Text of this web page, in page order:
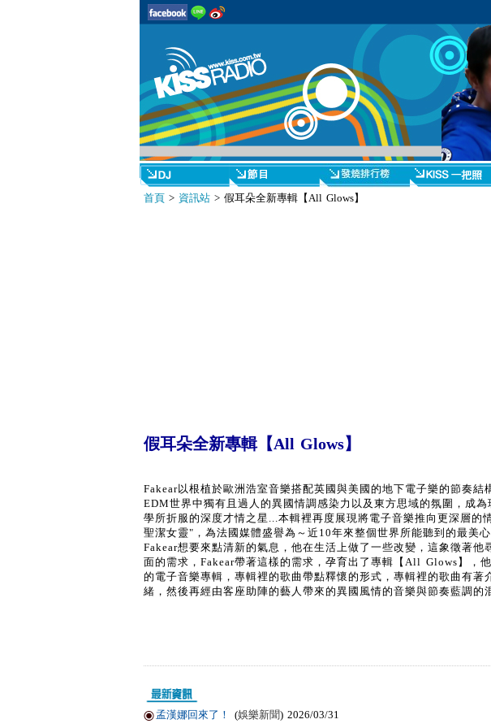
首頁> 資訊站> 假耳朵全新專輯【All Glows】
假耳朵全新專輯【All Glows】
Fakear以根植於歐洲浩室音樂搭配英國與美國的地下電子樂的節奏
EDM世界中獨有且過人的異國情調感染力以及東方思域的氛圍，成
學所折服的深度才情之星...本輯裡再度展現將電子音樂推向更深層的
聖潔女靈"，為法國媒體盛譽為～近10年來整個世界所能聽到的最美
Fakear想要來點清新的氣息，他在生活上做了一些改變，這象徵著
面的需求，Fakear帶著這樣的需求，孕育出了專輯【All Glows】，
的電子音樂專輯，專輯裡的歌曲帶點釋懷的形式，專輯裡的歌曲有
緒，然後再經由客座助陣的藝人帶來的異國風情的音樂與節奏藍調的
孟漢娜回來了！ (娛樂新聞) 2026/03/31